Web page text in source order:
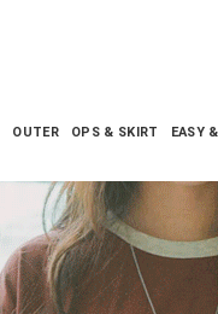
OUTER OPS & SKIRT EASY